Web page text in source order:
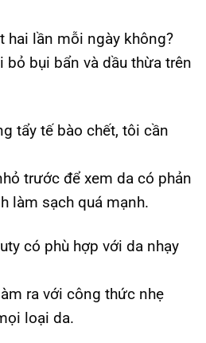
hai lần mỗi ngày không?
bỏ bụi bẩn và dầu thừa trên
tẩy tế bào chết, tôi cần
trước để xem da có phản
làm sạch quá mạnh.
có phù hợp với da nhạy
ra với công thức nhẹ
loại da.